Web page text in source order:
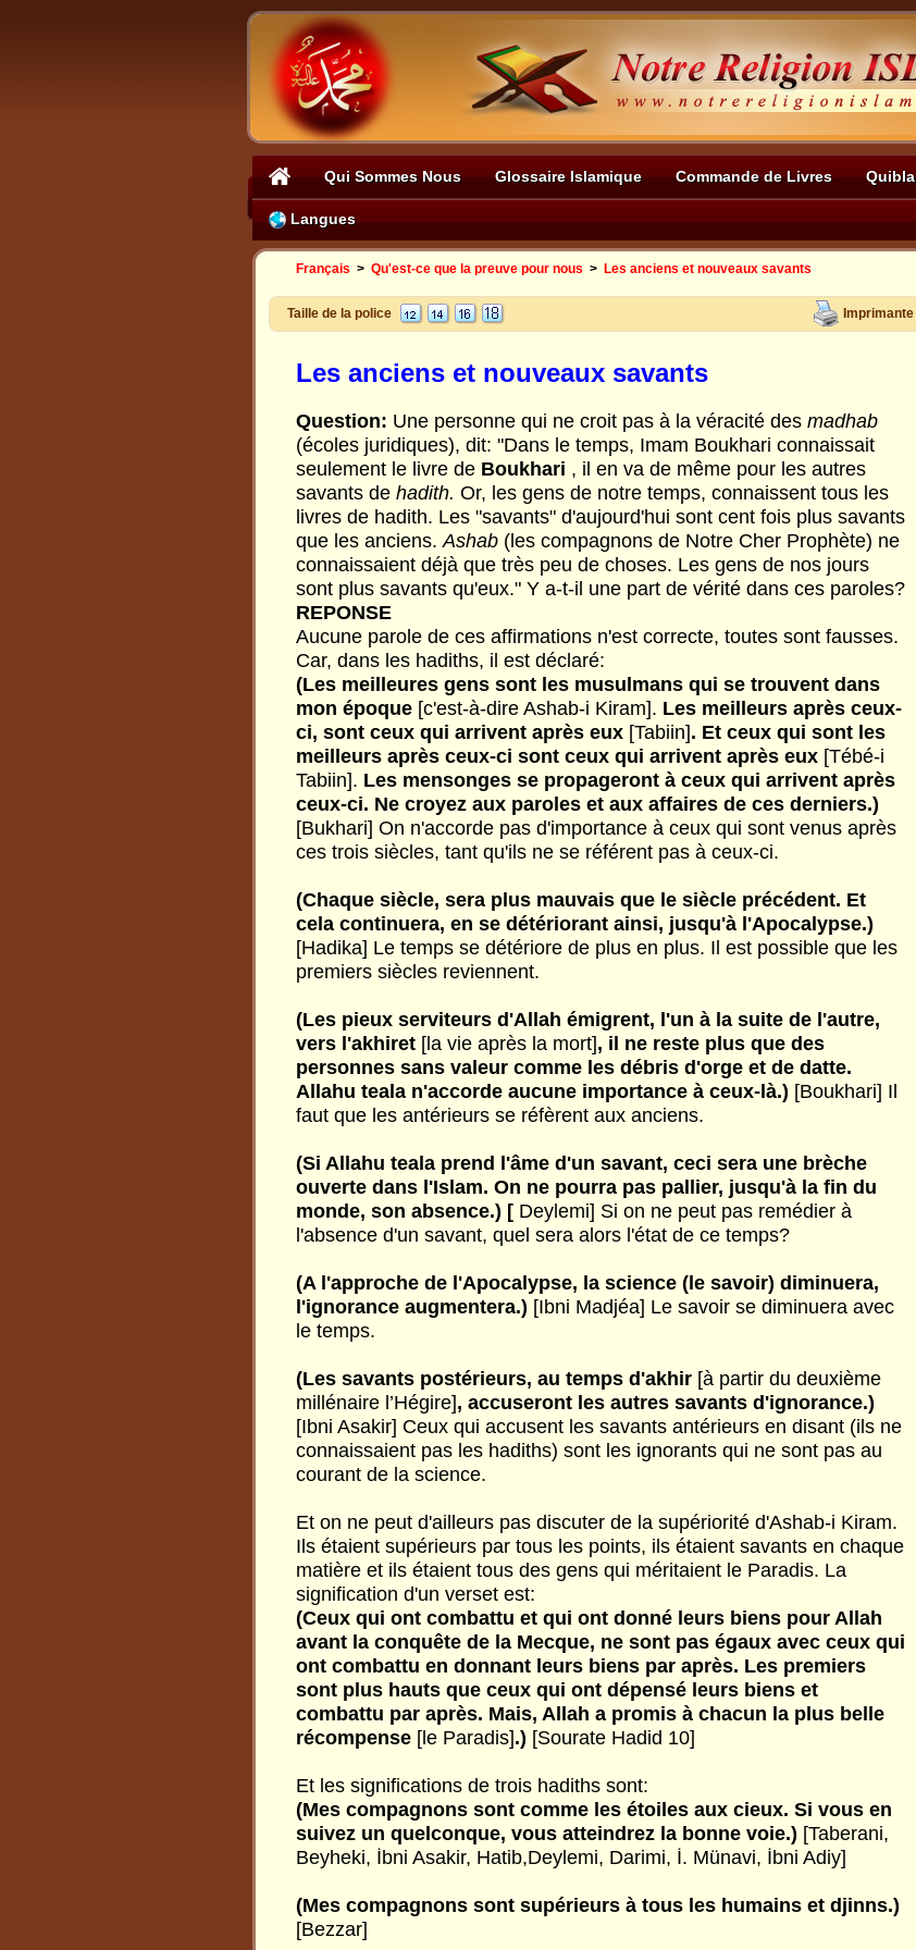
Qui Sommes Nous Glossaire Islamique Commande de Livres Quibla
Langues
Français > Qu'est-ce que la preuve pour nous > Les anciens et nouveaux savants
Taille de la police Imprimante
Les anciens et nouveaux savants
Question: Une personne qui ne croit pas à la véracité des madhab
(écoles juridiques), dit: "Dans le temps, Imam Boukhari connaissait
seulement le livre de Boukhari , il en va de même pour les autres
savants de hadith. Or, les gens de notre temps, connaissent tous les
livres de hadith. Les "savants" d'aujourd'hui sont cent fois plus savants
que les anciens.Ashab (les compagnons de Notre Cher Prophète) ne
connaissaient déjà que très peu de choses. Les gens de nos jours
sont plus savants qu'eux." Y a-t-il une part de vérité dans ces paroles?
REPONSE
Aucune parole de ces affirmations n'est correcte, toutes sont fausses.
Car, dans les hadiths, il est déclaré:
(Les meilleures gens sont les musulmans qui se trouvent dans
mon époque [c'est-à-dire Ashab-i Kiram]. Les meilleurs après ceux-
ci, sont ceux qui arrivent après eux [Tabiin]. Et ceux qui sont les
meilleurs après ceux-ci sont ceux qui arrivent après eux [Tébé-i
Tabiin]. Les mensonges se propageront à ceux qui arrivent après
ceux-ci. Ne croyez aux paroles et aux affaires de ces derniers.)
[Bukhari] On n'accorde pas d'importance à ceux qui sont venus après
ces trois siècles, tant qu'ils ne se référent pas à ceux-ci.
(Chaque siècle, sera plus mauvais que le siècle précédent. Et
cela continuera, en se détériorant ainsi, jusqu'à l'Apocalypse.)
[Hadika] Le temps se détériore de plus en plus. Il est possible que les
premiers siècles reviennent.
(Les pieux serviteurs d'Allah émigrent, l'un à la suite de l'autre,
vers l'akhiret [la vie après la mort], il ne reste plus que des
personnes sans valeur comme les débris d'orge et de datte.
Allahu teala n'accorde aucune importance à ceux-là.) [Boukhari] Il
faut que les antérieurs se réfèrent aux anciens.
(Si Allahu teala prend l'âme d'un savant, ceci sera une brèche
ouverte dans l'Islam. On ne pourra pas pallier, jusqu'à la fin du
monde, son absence.) [ Deylemi] Si on ne peut pas remédier à
l'absence d'un savant, quel sera alors l'état de ce temps?
(A l'approche de l'Apocalypse, la science (le savoir) diminuera,
l'ignorance augmentera.) [Ibni Madjéa] Le savoir se diminuera avec
le temps.
(Les savants postérieurs, au temps d'akhir [à partir du deuxième
millénaire l’Hégire], accuseront les autres savants d'ignorance.)
[Ibni Asakir] Ceux qui accusent les savants antérieurs en disant (ils ne
connaissaient pas les hadiths) sont les ignorants qui ne sont pas au
courant de la science.
Et on ne peut d'ailleurs pas discuter de la supériorité d'Ashab-i Kiram.
Ils étaient supérieurs par tous les points, ils étaient savants en chaque
matière et ils étaient tous des gens qui méritaient le Paradis. La
signification d'un verset est:
(Ceux qui ont combattu et qui ont donné leurs biens pour Allah
avant la conquête de la Mecque, ne sont pas égaux avec ceux qui
ont combattu en donnant leurs biens par après. Les premiers
sont plus hauts que ceux qui ont dépensé leurs biens et
combattu par après. Mais, Allah a promis à chacun la plus belle
récompense [le Paradis].) [Sourate Hadid 10]
Et les significations de trois hadiths sont:
(Mes compagnons sont comme les étoiles aux cieux. Si vous en
suivez un quelconque, vous atteindrez la bonne voie.) [Taberani,
Beyheki, İbni Asakir, Hatib,Deylemi, Darimi, İ. Münavi, İbni Adiy]
(Mes compagnons sont supérieurs à tous les humains et djinns.)
[Bezzar]